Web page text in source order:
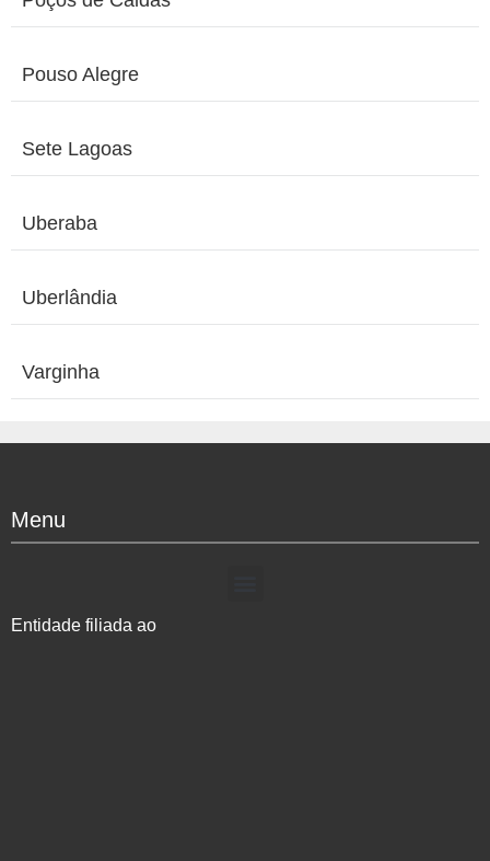
Pouso Alegre
Sete Lagoas
Uberaba
Uberlândia
Varginha
Menu
Entidade filiada ao